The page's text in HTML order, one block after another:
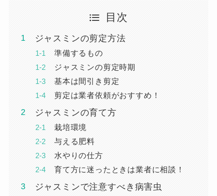
目次
ジャスミンの剪定方法
準備するもの
ジャスミンの剪定時期
基本は間引き剪定
剪定は業者依頼がおすすめ！
ジャスミンの育て方
栽培環境
与える肥料
水やりの仕方
育て方に迷ったときは業者に相談！
ジャスミンで注意すべき病害虫